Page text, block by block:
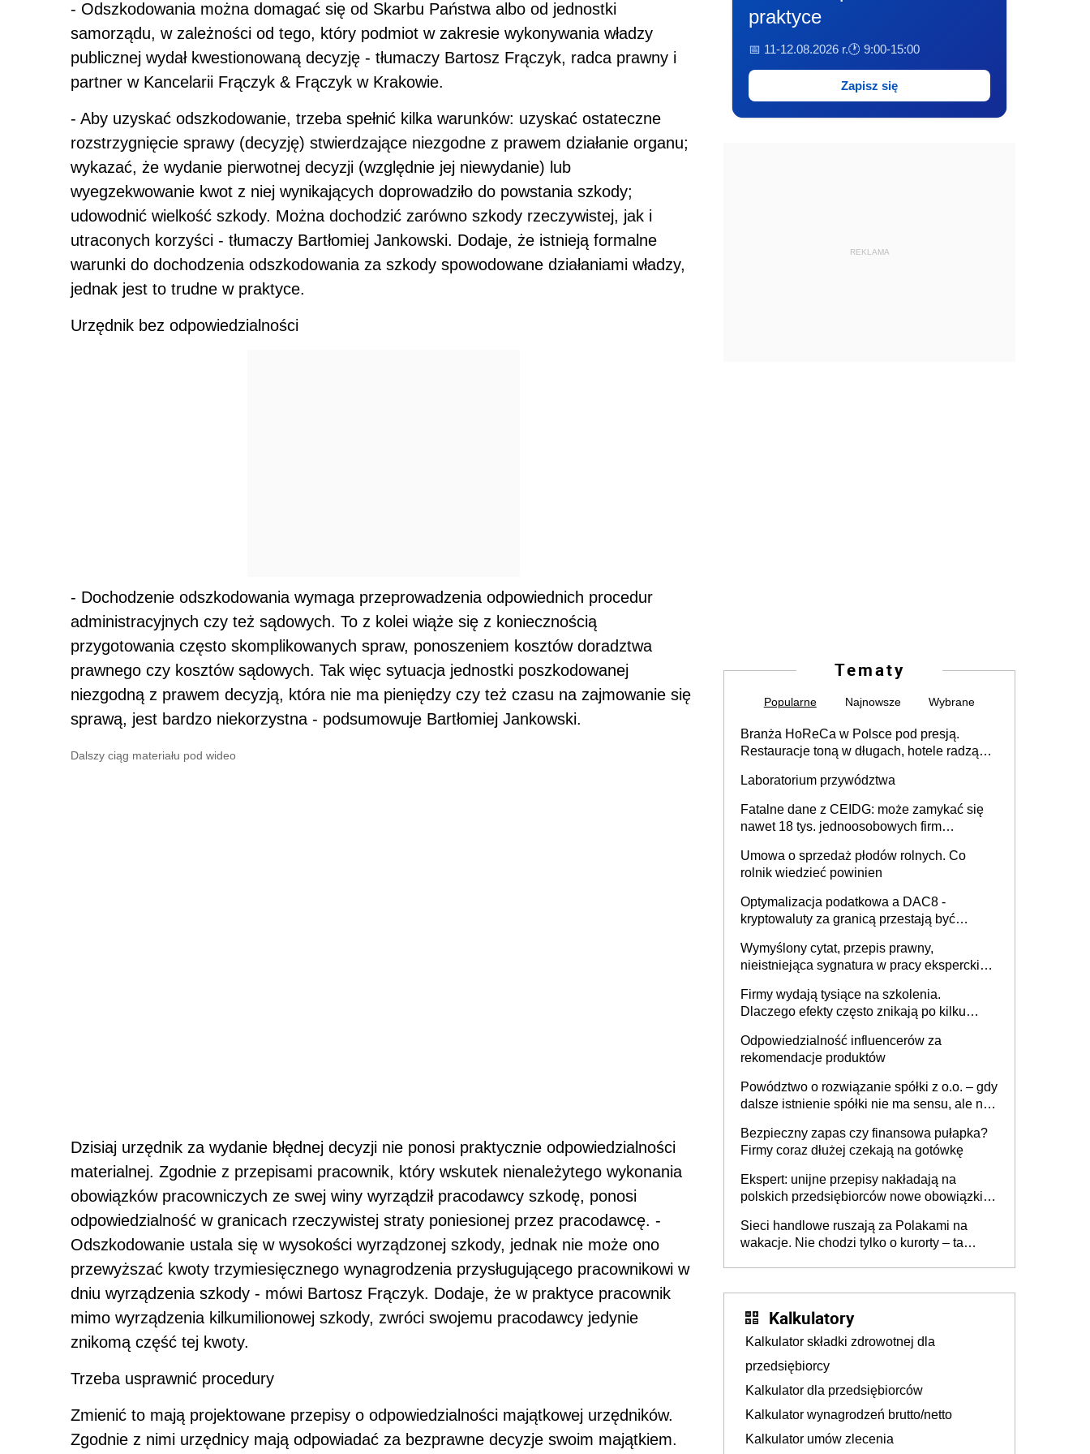
- Odszkodowania można domagać się od Skarbu Państwa albo od jednostki
samorządu, w zależności od tego, który podmiot w zakresie wykonywania władzy
publicznej wydał kwestionowaną decyzję - tłumaczy Bartosz Frączyk, radca prawny i
partner w Kancelarii Frączyk & Frączyk w Krakowie.
- Aby uzyskać odszkodowanie, trzeba spełnić kilka warunków: uzyskać ostateczne
rozstrzygnięcie sprawy (decyzję) stwierdzające niezgodne z prawem działanie organu;
wykazać, że wydanie pierwotnej decyzji (względnie jej niewydanie) lub
wyegzekwowanie kwot z niej wynikających doprowadziło do powstania szkody;
udowodnić wielkość szkody. Można dochodzić zarówno szkody rzeczywistej, jak i
utraconych korzyści - tłumaczy Bartłomiej Jankowski. Dodaje, że istnieją formalne
warunki do dochodzenia odszkodowania za szkody spowodowane działaniami władzy,
jednak jest to trudne w praktyce.
Urzędnik bez odpowiedzialności
- Dochodzenie odszkodowania wymaga przeprowadzenia odpowiednich procedur
administracyjnych czy też sądowych. To z kolei wiąże się z koniecznością
przygotowania często skomplikowanych spraw, ponoszeniem kosztów doradztwa
prawnego czy kosztów sądowych. Tak więc sytuacja jednostki poszkodowanej
niezgodną z prawem decyzją, która nie ma pieniędzy czy też czasu na zajmowanie się
sprawą, jest bardzo niekorzystna - podsumowuje Bartłomiej Jankowski.
Dalszy ciąg materiału pod wideo
Dzisiaj urzędnik za wydanie błędnej decyzji nie ponosi praktycznie odpowiedzialności
materialnej. Zgodnie z przepisami pracownik, który wskutek nienależytego wykonania
obowiązków pracowniczych ze swej winy wyrządził pracodawcy szkodę, ponosi
odpowiedzialność w granicach rzeczywistej straty poniesionej przez pracodawcę. -
Odszkodowanie ustala się w wysokości wyrządzonej szkody, jednak nie może ono
przewyższać kwoty trzymiesięcznego wynagrodzenia przysługującego pracownikowi w
dniu wyrządzenia szkody - mówi Bartosz Frączyk. Dodaje, że w praktyce pracownik
mimo wyrządzenia kilkumilionowej szkody, zwróci swojemu pracodawcy jedynie
znikomą część tej kwoty.
Trzeba usprawnić procedury
Zmienić to mają projektowane przepisy o odpowiedzialności majątkowej urzędników.
Zgodnie z nimi urzędnicy mają odpowiadać za bezprawne decyzje swoim majątkiem.
praktyce
📅 11-12.08.2026 r.🕐 9:00-15:00
Zapisz się
REKLAMA
Tematy
Popularne Najnowsze Wybrane
Branża HoReCa w Polsce pod presją.
Restauracje toną w długach, hotele radzą
Laboratorium przywództwa
Fatalne dane z CEIDG: może zamykać się
nawet 18 tys. jednoosobowych firm
Umowa o sprzedaż płodów rolnych. Co
rolnik wiedzieć powinien
Optymalizacja podatkowa a DAC8 -
kryptowaluty za granicą przestają być
Wymyślony cytat, przepis prawny,
nieistniejąca sygnatura w pracy eksperckiej -
firmie
Firmy wydają tysiące na szkolenia.
Dlaczego efekty często znikają po kilku
Odpowiedzialność influencerów za
rekomendacje produktów
Powództwo o rozwiązanie spółki z o.o. – gdy
dalsze istnienie spółki nie ma sensu, ale nie
Bezpieczny zapas czy finansowa pułapka?
Firmy coraz dłużej czekają na gotówkę
Ekspert: unijne przepisy nakładają na
polskich przedsiębiorców nowe obowiązki w
Sieci handlowe ruszają za Polakami na
wakacje. Nie chodzi tylko o kurorty – ta
Kalkulatory
Kalkulator składki zdrowotnej dla
przedsiębiorcy
Kalkulator dla przedsiębiorców
Kalkulator wynagrodzeń brutto/netto
Kalkulator umów zlecenia